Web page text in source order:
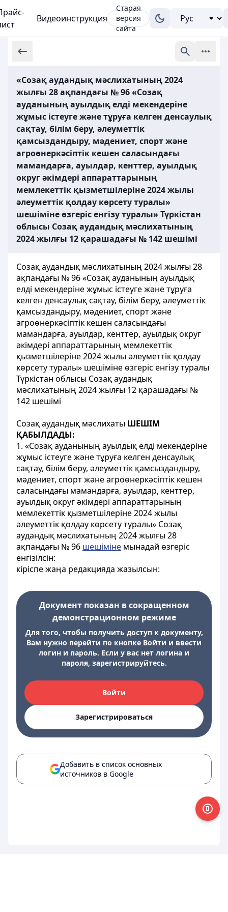
Видеоинструкция
Старая
версия
сайта
«Созақ аудандық мәслихатының 2024
жылғы 28 ақпандағы № 96 «Созақ
ауданының ауылдық елді мекендеріне
жұмыс істеуге және тұруға келген денсаулық
сақтау, білім беру, әлеуметтік
қамсыздандыру, мәдениет, спорт және
агроөнеркәсіптік кешен саласындағы
мамандарға, ауылдар, кенттер, ауылдық
округ әкімдері аппараттарының
мемлекеттік қызметшілеріне 2024 жылы
әлеуметтік қолдау көрсету туралы»
шешіміне өзгеріс енгізу туралы» Түркістан
облысы Созақ аудандық мәслихатының
2024 жылғы 12 қарашадағы № 142 шешімі
Созақ аудандық мәслихатының 2024 жылғы 28
ақпандағы № 96 «Созақ ауданының ауылдық
елді мекендеріне жұмыс істеуге және тұруға
келген денсаулық сақтау, білім беру, әлеуметтік
қамсыздандыру, мәдениет, спорт және
агроөнеркәсіптік кешен саласындағы
мамандарға, ауылдар, кенттер, ауылдық округ
әкімдері аппараттарының мемлекеттік
қызметшілеріне 2024 жылы әлеуметтік қолдау
көрсету туралы» шешіміне өзгеріс енгізу туралы
Түркістан облысы Созақ аудандық
мәслихатының 2024 жылғы 12 қарашадағы №
142 шешімі
Созақ аудандық мәслихаты ШЕШІМ
ҚАБЫЛДАДЫ:
1. «Созақ ауданының ауылдық елді мекендеріне
жұмыс істеуге және тұруға келген денсаулық
сақтау, білім беру, әлеуметтік қамсыздандыру,
мәдениет, спорт және агроөнеркәсіптік кешен
саласындағы мамандарға, ауылдар, кенттер,
ауылдық округ әкімдері аппараттарының
мемлекеттік қызметшілеріне 2024 жылы
әлеуметтік қолдау көрсету туралы» Созақ
аудандық мәслихатының 2024 жылғы 28
ақпандағы № 96 шешіміне мынадай өзгеріс
енгізілсін:
кіріспе жаңа редакцияда жазылсын:
Документ показан в сокращенном
демонстрационном режиме
Для того, чтобы получить доступ к документу,
Вам нужно перейти по кнопке Войти и ввести
логин и пароль. Если у вас нет логина и
пароля, зарегистрируйтесь.
Войти
Зарегистрироваться
Добавить в список основных
источников в Google